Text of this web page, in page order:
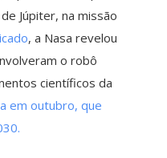
de Júpiter, na missão
, a Nasa revelou
o robô
científicos da
em outubro, que